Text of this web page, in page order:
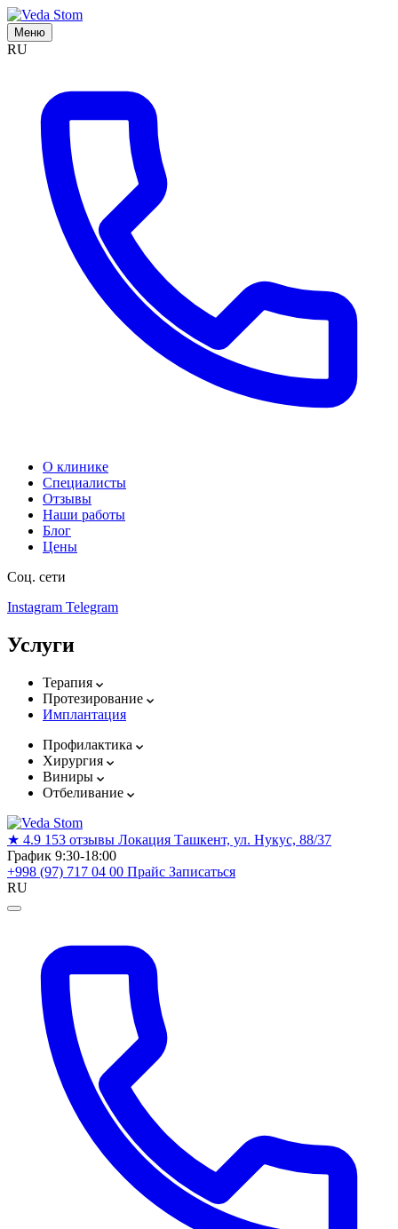
Меню
RU
О клинике
Специалисты
Отзывы
Наши работы
Блог
Цены
Соц. сети
Instagram Telegram
Услуги
Терапия
Протезирование
Имплантация
Профилактика
Хирургия
Виниры
Отбеливание
★ 4.9 153 отзывы Локация Ташкент, ул. Нукус, 88/37
График 9:30-18:00
+998 (97) 717 04 00 Прайс Записаться
RU